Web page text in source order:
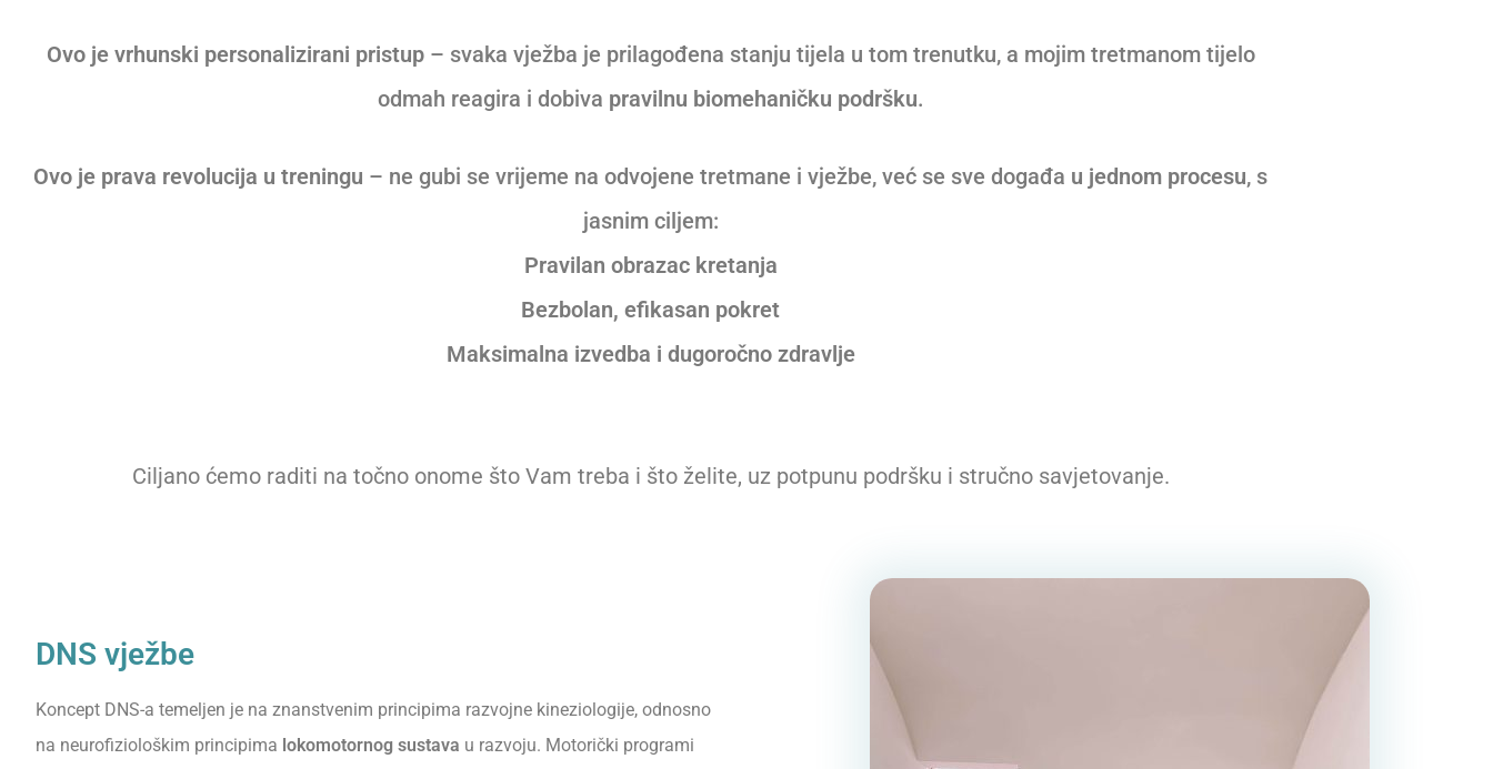
Ovo je vrhunski personalizirani pristup– svaka vježba je prilagođena stanju tijela u tom trenutku, a mojim tretmanom tijelo
odmah reagira i dobiva pravilnu biomehaničku podršku.
Ovo je prava revolucija u treningu – ne gubi se vrijeme na odvojene tretmane i vježbe, već se sve događa u jednom procesu, s
jasnim ciljem:
Pravilan obrazac kretanja
Bezbolan, efikasan pokret
Maksimalna izvedba i dugoročno zdravlje
Ciljano ćemo raditi na točno onome što Vam treba i što želite, uz potpunu podršku i stručno savjetovanje.
DNS vježbe
Koncept DNS-a temeljen je na znanstvenim principima razvojne kineziologije, odnosno
na neurofiziološkim principima lokomotornog sustava u razvoju. Motorički programi